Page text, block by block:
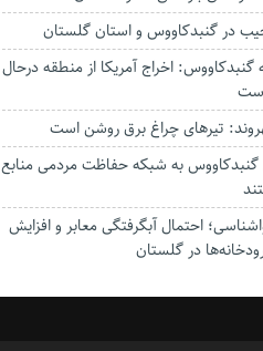
در‌ گنبدکاووس و استان گلستان
گنبدکاووس: اخراج آمریکا از منطقه درحال
تیرهای چراغ برق روشن است
گنبدکاووس به شبکه حفاظت مردمی منابع
احتمال آبگرفتگی معابر و افزایش
در گلستان